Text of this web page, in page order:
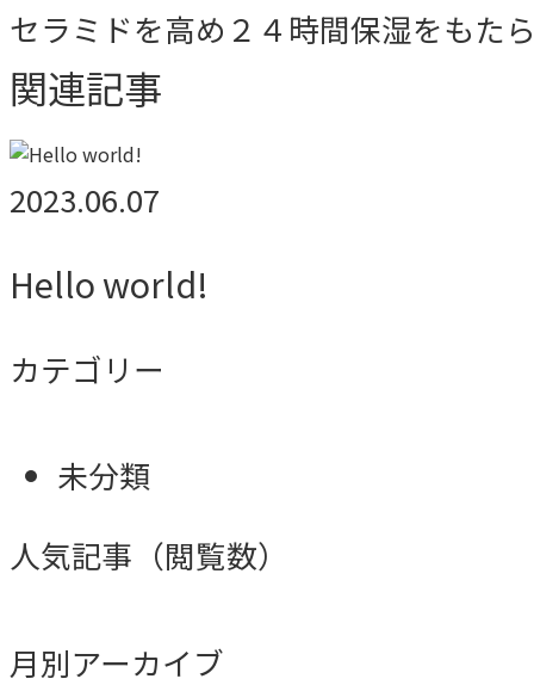
セラミドを高め２４時間保湿をもた
関連記事
2023.06.07
Hello world!
カテゴリー
未分類
人気記事（閲覧数）
月別アーカイブ